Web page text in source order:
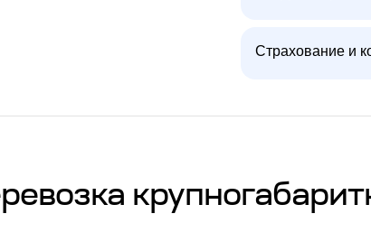
Страхование и